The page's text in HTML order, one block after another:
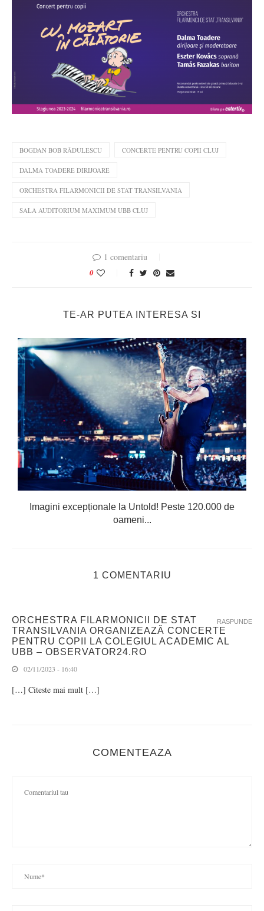
BOGDAN BOB RĂDULESCU CONCERTE PENTRU COPII CLUJ
DALMA TOADERE DIRIJOARE
ORCHESTRA FILARMONICII DE STAT TRANSILVANIA
SALA AUDITORIUM MAXIMUM UBB CLUJ
1 comentariu
0
TE-AR PUTEA INTERESA SI
Imagini excepționale la Untold! Peste 120.000 de
oameni...
1 COMENTARIU
ORCHESTRA FILARMONICII DE STAT
TRANSILVANIA ORGANIZEAZĂ CONCERTE
PENTRU COPII LA COLEGIUL ACADEMIC AL
UBB – OBSERVATOR24.RO
02/11/2023 - 16:40
[…] Citeste mai mult […]
RASPUNDE
COMENTEAZA